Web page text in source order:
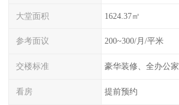
大堂面积 1624.37㎡
参考面议 200~300/月/平米
交楼标准
看房 提前预约